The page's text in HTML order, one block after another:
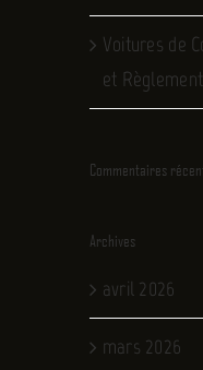
Voitures de
et
Commentaires
Archives
avril 2026
mars 2026